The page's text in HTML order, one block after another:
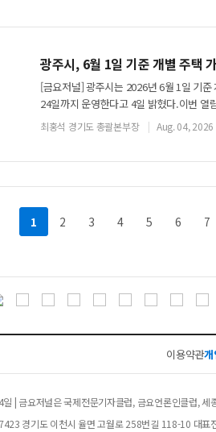
광주시, 6월 1일 기준 개별 주택
[금요저널] 광주시는 2026년 6월 1일 기
24일까지 운영한다고 4일 밝혔다.이번 열
합병 등의 사유가 발생한 개별 주택이다.
최홍석 경기도 총괄본부장 Aug. 04, 2026
1 2 3 4 5 6 7
이용약관개
| 금요저널은 국제전문기자클럽, 금요언론인클럽,
경기도 이천시 율면 고월로 258번길 118-10 대